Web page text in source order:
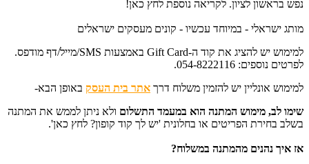
נפש בראשון לציון. לקריאה נוספת לחץ כאן!
מותג ישראלי - במיוחד עכשיו - קונים מעסקים ישראלים
למימוש יש להציג את קוד ה-Gift Card באמצעות SMS/מייל/דף מודפס.
לפרטים נוספים: 054-8222116.
למימוש אונליין יש להזמין משלוח דרך אתר בית העסק באופן הבא-
שימו לב, מימוש המתנה הוא במעמד התשלום ולא ניתן לממש את המתנה
בשלב בחירת הפריטים או בחלונית 'יש לך קוד קופון? לחץ כאן'.
אז איך נהנים מהמתנה במשלוח?